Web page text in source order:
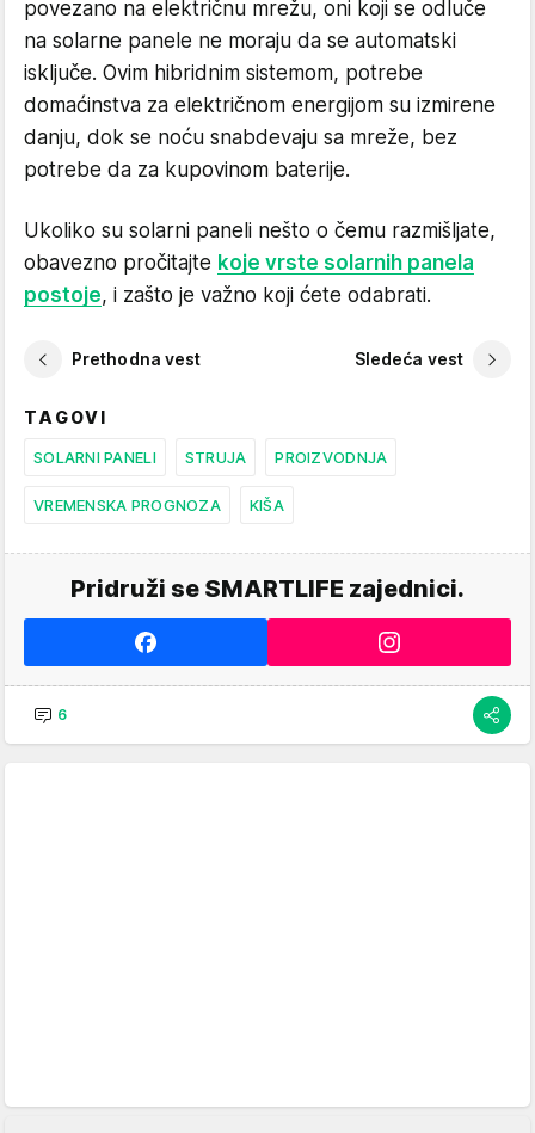
povezano na električnu mrežu, oni koji se odluče
na solarne panele ne moraju da se automatski
isključe. Ovim hibridnim sistemom, potrebe
domaćinstva za električnom energijom su izmirene
danju, dok se noću snabdevaju sa mreže, bez
potrebe da za kupovinom baterije.
Ukoliko su solarni paneli nešto o čemu razmišljate,
obavezno pročitajte koje vrste solarnih panela
postoje, i zašto je važno koji ćete odabrati.
Prethodna vest Sledeća vest
TAGOVI
SOLARNI PANELI STRUJA PROIZVODNJA
VREMENSKA PROGNOZA KIŠA
Pridruži se SMARTLIFE zajednici.
6